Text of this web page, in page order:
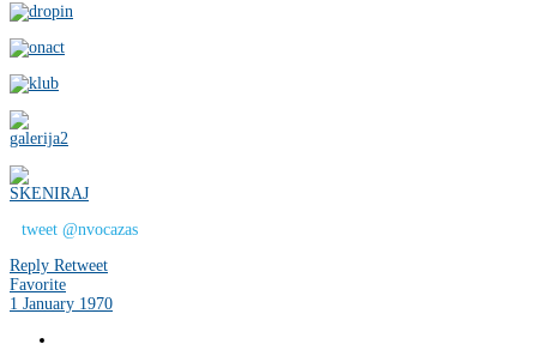
tweet @nvocazas
Reply Retweet
Favorite
1 January 1970